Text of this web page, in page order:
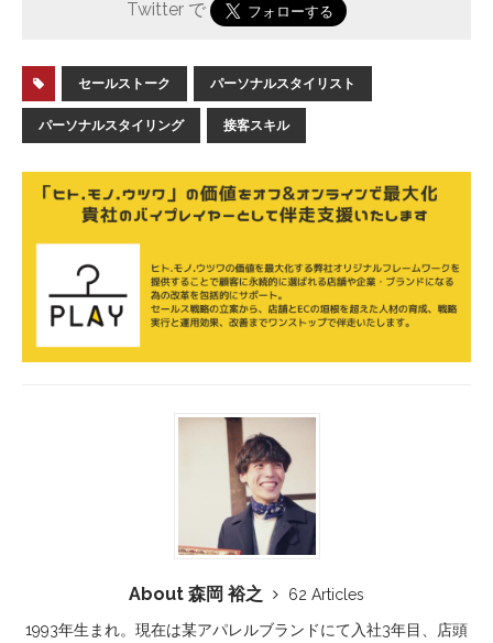
Twitter で
セールストーク パーソナルスタイリスト
パーソナルスタイリング 接客スキル
About 森岡 裕之
62 Articles
1993年生まれ。現在は某アパレルブランドにて入社3年目、店頭